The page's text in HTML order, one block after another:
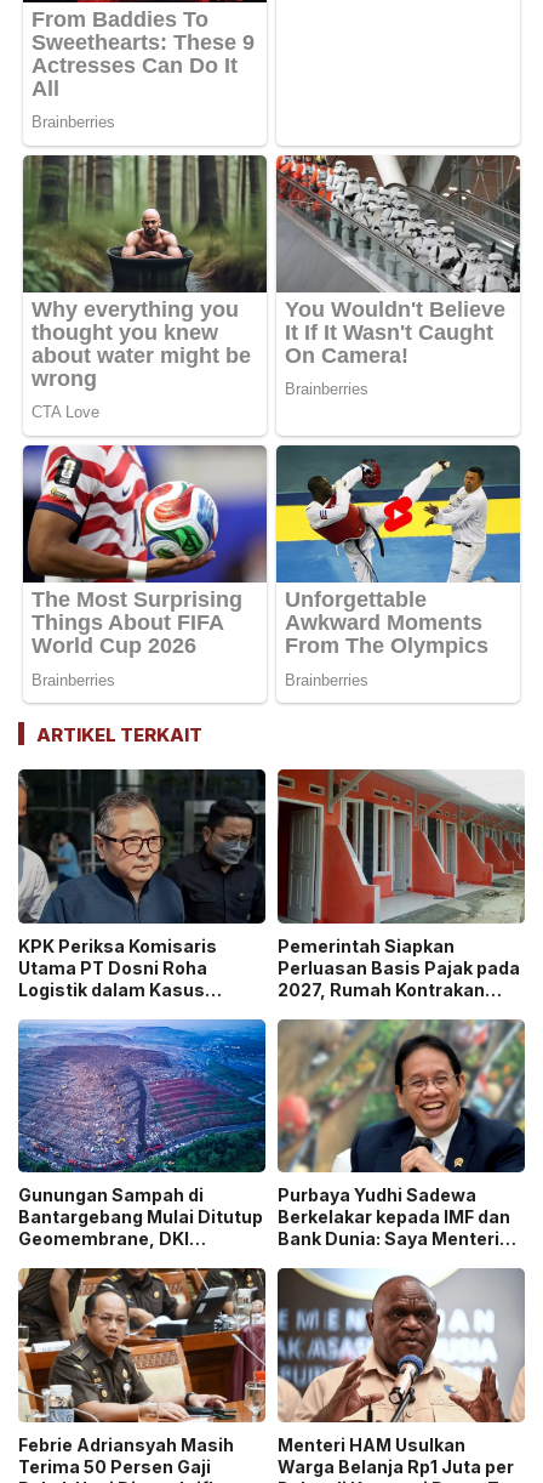
ARTIKEL TERKAIT
KPK Periksa Komisaris
Utama PT Dosni Roha
Logistik dalam Kasus
Pengangkutan Bansos!
Pemerintah Siapkan
Perluasan Basis Pajak pada
2027, Rumah Kontrakan
Pengawasan!
Gunungan Sampah di
Bantargebang Mulai Ditutup
Geomembrane, DKI
Sistem Open Dumping!
Purbaya Yudhi Sadewa
Berkelakar kepada IMF dan
Bank Dunia: Saya Menteri
Beruntung di Dunia!
Febrie Adriansyah Masih
Terima 50 Persen Gaji
Menteri HAM Usulkan
Warga Belanja Rp1 Juta per